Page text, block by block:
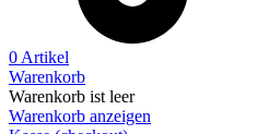
0 Artikel
Warenkorb
Warenkorb ist leer
Warenkorb anzeigen